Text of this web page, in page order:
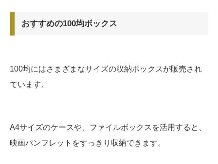
おすすめの100均ボックス
100均にはさまざまなサイズの収納ボックスが販売され
ています。
A4サイズのケースや、ファイルボックスを活用すると、
映画パンフレットをすっきり収納できます。